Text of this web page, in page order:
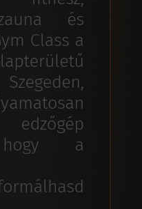
és
Class a
hogy a